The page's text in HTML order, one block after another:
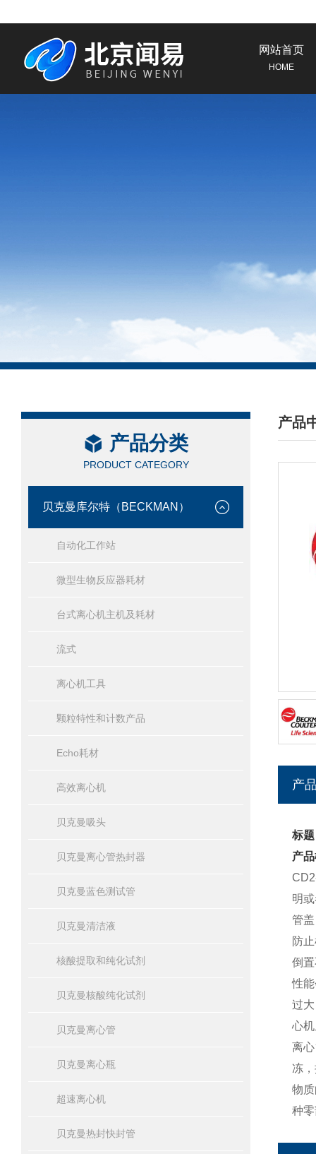
网站首页
HOME
产品分类
PRODUCT CATEGORY
贝克曼库尔特（BECKMAN）
自动化工作站
微型生物反应器耗材
台式离心机主机及耗材
流式
离心机工具
颗粒特性和计数产品
Echo耗材
高效离心机
贝克曼吸头
贝克曼离心管热封器
贝克曼蓝色测试管
贝克曼清洁液
核酸提取和纯化试剂
贝克曼核酸纯化试剂
贝克曼离心管
贝克曼离心瓶
超速离心机
贝克曼热封快封管
产品
/
产
标
产
明
管
防
倒
性
过
心
离
冻
物
种